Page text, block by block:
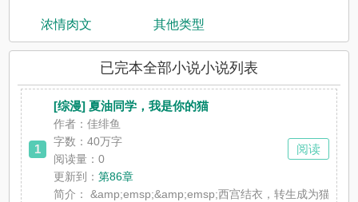
浓情肉文 其他类型
已完本全部小说小说列表
1
[综漫] 夏油同学，我是你的猫
作者：佳绯鱼
字数：40万字
阅读量：0
更新到：第86章
简介：
&amp;emsp;&amp;emsp;西宫结衣，转生成为猫后
阅读